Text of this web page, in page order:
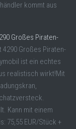
kommt aus
Großes Piraten-
4290 Großes Piraten-
ist ein echtes
realistisch wirkt!Mit
Kann mit einem
75,55 EUR/Stück +